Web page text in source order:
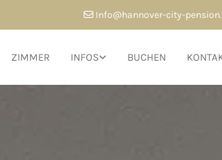
 Info@hannover-city-
ZIMMER INFOS BUCHEN